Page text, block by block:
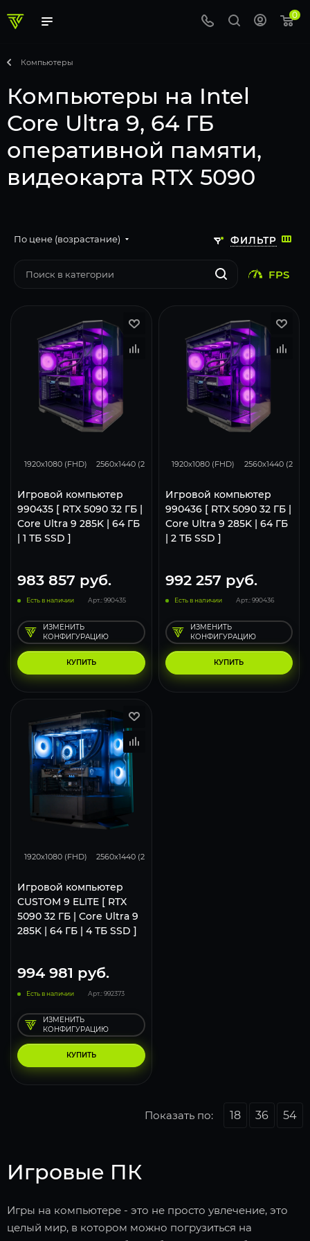
0
Компьютеры
Компьютеры на Intel
Core Ultra 9, 64 ГБ
оперативной памяти,
видеокарта RTX 5090
ФИЛЬТР
По цене (возрастание)
FPS
1920x1080 (FHD) 2560x1440 (2K) 3840x2160 (4K)
Игровой компьютер
990435 [ RTX 5090 32 ГБ |
Core Ultra 9 285K | 64 ГБ
| 1 ТБ SSD ]
983 857 руб.
Есть в наличии Арт.: 990435
КУПИТЬ
ИЗМЕНИТЬ
КОНФИГУРАЦИЮ
1920x1080 (FHD) 2560x1440 (2K)
Игровой компьютер
990436 [ RTX 5090 32 ГБ |
Core Ultra 9 285K | 64 ГБ
| 2 ТБ SSD ]
992 257 руб.
Есть в наличии Арт.: 990436
КУПИТЬ
ИЗМЕНИТЬ
КОНФИГУРАЦИЮ
1920x1080 (FHD) 2560x1440 (2K)
Игровой компьютер
CUSTOM 9 ELITE [ RTX
5090 32 ГБ | Core Ultra 9
285K | 64 ГБ | 4 ТБ SSD ]
994 981 руб.
Есть в наличии Арт.: 992373
КУПИТЬ
ИЗМЕНИТЬ
КОНФИГУРАЦИЮ
Показать по: 18 36 54
Игровые ПК
Игры на компьютере - это не просто увлечение, это
целый мир, в котором можно погрузиться на